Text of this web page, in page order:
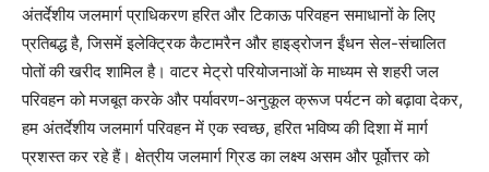
अंतर्देशीय जलमार्ग प्राधिकरण हरित और टिकाऊ परिवहन समाधानों के लिए
प्रतिबद्ध है, जिसमें इलेक्ट्रिक कैटामरैन और हाइड्रोजन ईंधन सेल-संचालित
पोतों की खरीद शामिल है। वाटर मेट्रो परियोजनाओं के माध्यम से शहरी जल
परिवहन को मजबूत करके और पर्यावरण-अनुकूल क्रूज पर्यटन को बढ़ावा देकर,
हम अंतर्देशीय जलमार्ग परिवहन में एक स्वच्छ, हरित भविष्य की दिशा में मार्ग
प्रशस्त कर रहे हैं। क्षेत्रीय जलमार्ग ग्रिड का लक्ष्य असम और पूर्वोत्तर को